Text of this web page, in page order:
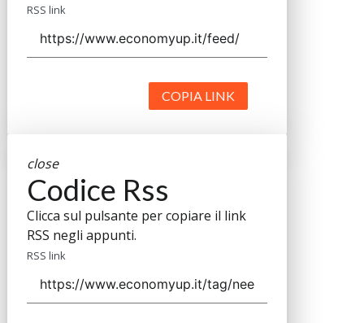
RSS link
COPIA LINK
close
Codice Rss
Clicca sul pulsante per copiare il link
RSS negli appunti.
RSS link